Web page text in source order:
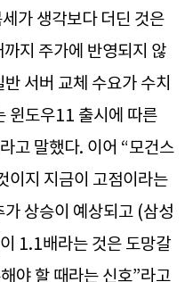
가 생각보다 더딘 것은
지 주가에 반영되지 않
서버 교체 수요가 수치
윈도우11 출시에 따른
고 말했다. 이어 “모건스
이지 지금이 고점이라는
상승이 예상되고 (삼성
1.1배라는 것은 도망갈
야 할 때라는 신호”라고